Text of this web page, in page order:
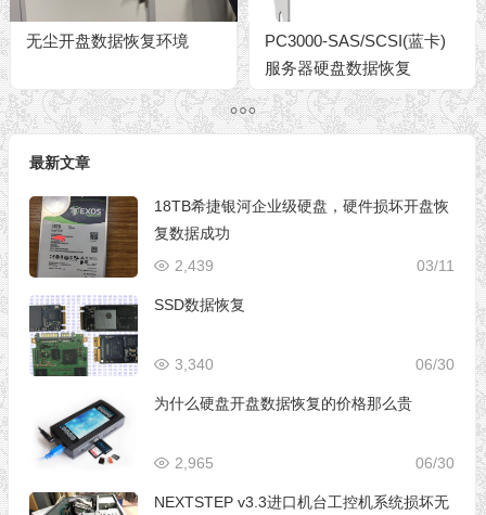
无尘开盘数据恢复环境
PC3000-SAS/SCSI(蓝卡)
服务器硬盘数据恢复
最新文章
18TB希捷银河企业级硬盘，硬件损坏开盘恢
复数据成功
03/11
2,439
SSD数据恢复
06/30
3,340
为什么硬盘开盘数据恢复的价格那么贵
06/30
2,965
NEXTSTEP v3.3进口机台工控机系统损坏无